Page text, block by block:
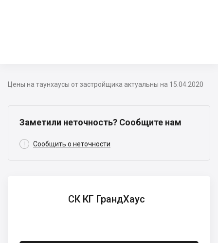
Цены на таунхаусы от застройщика актуальны на 15.04.2020
Заметили неточность? Сообщите нам
 Сообщить о неточности
СК КГ ГрандХаус